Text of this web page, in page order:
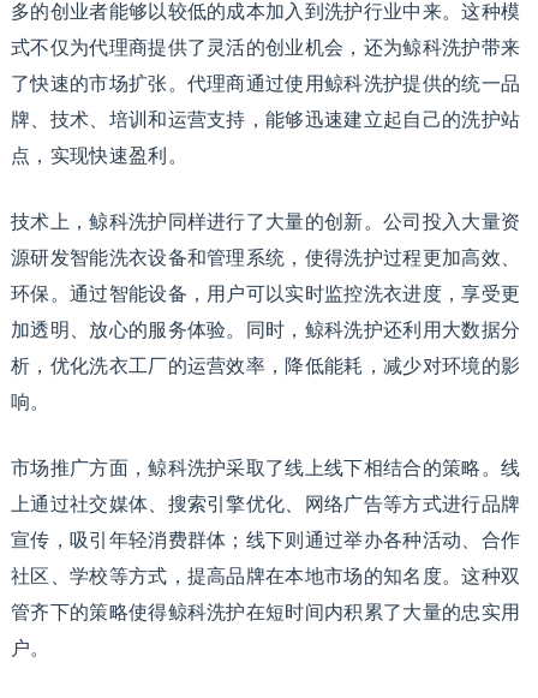
多的创业者能够以较低的成本加入到洗护行业中来。这种模
式不仅为代理商提供了灵活的创业机会，还为鲸科洗护带来
了快速的市场扩张。代理商通过使用鲸科洗护提供的统一品
牌、技术、培训和运营支持，能够迅速建立起自己的洗护站
点，实现快速盈利。
技术上，鲸科洗护同样进行了大量的创新。公司投入大量资
源研发智能洗衣设备和管理系统，使得洗护过程更加高效、
环保。通过智能设备，用户可以实时监控洗衣进度，享受更
加透明、放心的服务体验。同时，鲸科洗护还利用大数据分
析，优化洗衣工厂的运营效率，降低能耗，减少对环境的影
响。
市场推广方面，鲸科洗护采取了线上线下相结合的策略。线
上通过社交媒体、搜索引擎优化、网络广告等方式进行品牌
宣传，吸引年轻消费群体；线下则通过举办各种活动、合作
社区、学校等方式，提高品牌在本地市场的知名度。这种双
管齐下的策略使得鲸科洗护在短时间内积累了大量的忠实用
户。